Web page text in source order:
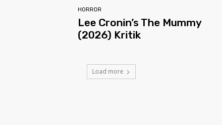
HORROR
Lee Cronin’s The Mummy
(2026) Kritik
Load more